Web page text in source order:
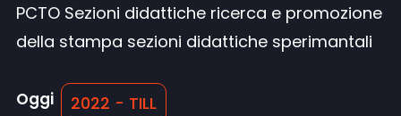
PCTO Sezioni didattiche ricerca e promozione
della stampa sezioni didattiche sperimantali
Oggi 2022 - TILL